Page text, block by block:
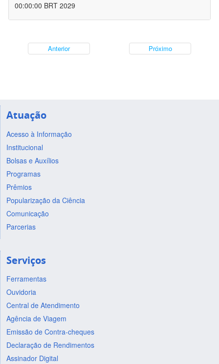
00:00:00 BRT 2029
Anterior Próximo
Atuação
Acesso à Informação
Institucional
Bolsas e Auxílios
Programas
Prêmios
Popularização da Ciência
Comunicação
Parcerias
Serviços
Ferramentas
Ouvidoria
Central de Atendimento
Agência de Viagem
Emissão de Contra-cheques
Declaração de Rendimentos
Assinador Digital